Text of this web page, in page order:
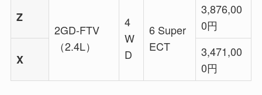
Z
2GD-FTV
（2.4L）
4
W
D
6 Super
ECT
3,876,00
0円
X
3,471,00
0円